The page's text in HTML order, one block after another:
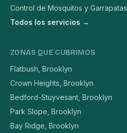
Control de Mosquitos y Garrapatas
Todos los servicios →
ZONAS QUE CUBRIMOS
Flatbush, Brooklyn
Crown Heights, Brooklyn
Bedford-Stuyvesant, Brooklyn
Park Slope, Brooklyn
Bay Ridge, Brooklyn